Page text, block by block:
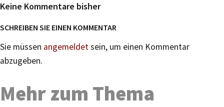
Keine Kommentare bisher
SCHREIBEN SIE EINEN KOMMENTAR
Sie müssen angemeldetsein, um einen Kommentar
abzugeben.
Mehr zum Thema